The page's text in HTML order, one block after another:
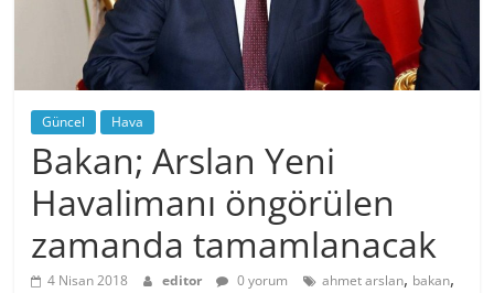
Güncel Hava
Bakan; Arslan Yeni
Havalimanı öngörülen
zamanda tamamlanacak
4 Nisan 2018 editor 0 yorum ahmet arslan, bakan,